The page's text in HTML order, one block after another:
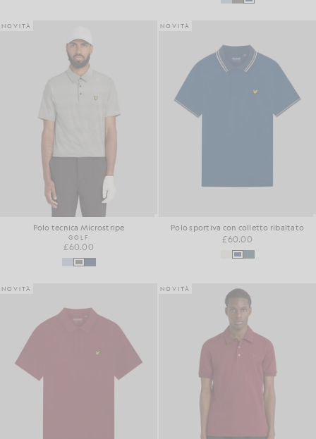
NOVITÀ
Polo tecnica Microstripe
GOLF
£60.00
NOVITÀ
Polo sportiva con colletto ribaltato
£60.00
NOVITÀ NOVITÀ